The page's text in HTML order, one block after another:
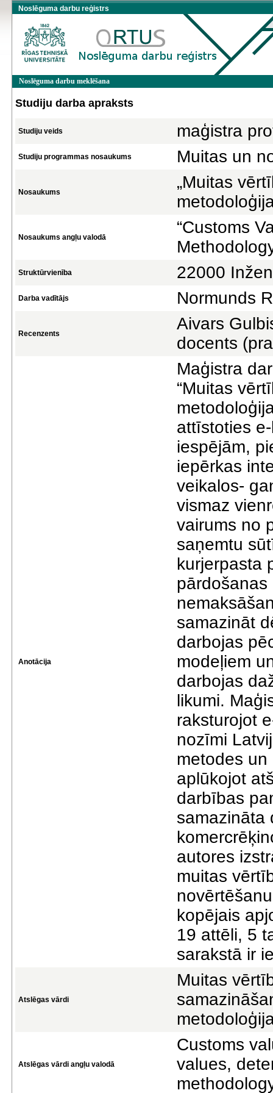
Noslēguma darbu reģistrs
Noslēguma darbu meklēšana
Studiju darba apraksts
Studiju veids maģistra
Studiju programmas nosaukums Muitas un
Nosaukums
„Muitas
Nosaukums angļu valodā
“Customs
Struktūrvienība 22000
Darba vadītājs Normunds
Recenzents
Aivars
docents
Anotācija
Maģistra
“Muitas
attīstoties
iespējām,
iepērkas
veikalos-
vismaz
vairums no
saņemtu
kurjerpasta
samazināt
darbojas
modeļiem
darbojas
likumi.
raksturojot
nozīmi
metodes
aplūkojot
darbības
samazināta
autores
muitas
kopējais
19 attēli, 5
sarakstā ir
Atslēgas vārdi
Muitas
Atslēgas vārdi angļu valodā
Customs
values,